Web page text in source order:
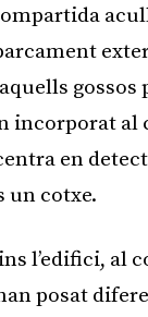
gossos
incorporat al
en
un cotxe.
l’edifici, al
posat